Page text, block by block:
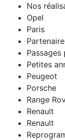
Nos
Opel
Paris
Passages
Petites
Peugeot
Porsche
Range
Renault
Renault